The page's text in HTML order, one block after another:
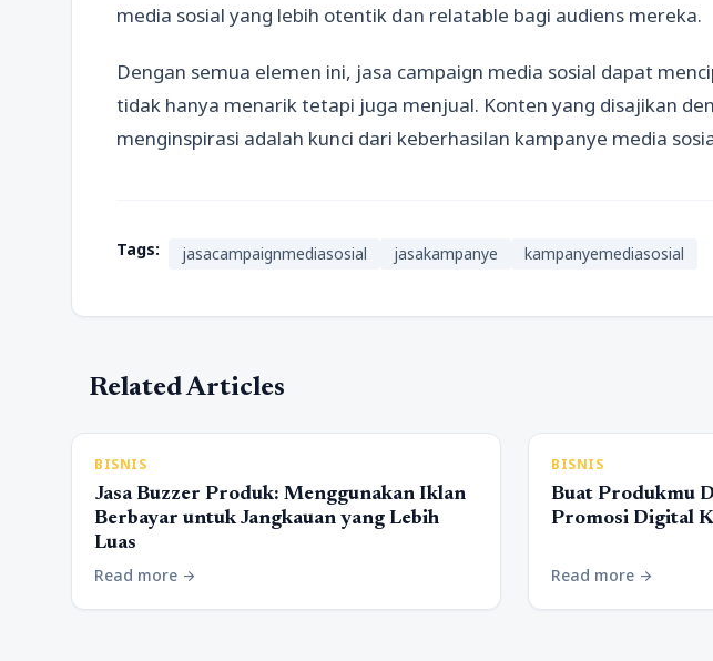
media sosial yang lebih otentik dan relatable bagi audiens mereka.
Dengan semua elemen ini, jasa campaign media sosial dapat
tidak hanya menarik tetapi juga menjual. Konten yang disajikan
menginspirasi adalah kunci dari keberhasilan kampanye media
Tags: jasacampaignmediasosial jasakampanye kampanyemediasosial
Related Articles
BISNIS
Jasa Buzzer Produk: Menggunakan Iklan
Berbayar untuk Jangkauan yang Lebih
Luas
Read more arrow_forward
BISNIS
Buat Produkmu
Promosi Digital
Read more arrow_forward